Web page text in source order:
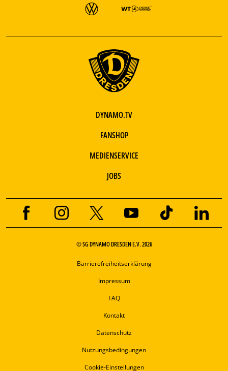
DYNAMO.TV
FANSHOP
MEDIENSERVICE
JOBS
© SG DYNAMO DRESDEN E.V. 2026
Barrierefreiheitserklärung
Impressum
FAQ
Kontakt
Datenschutz
Nutzungsbedingungen
Cookie-Einstellungen